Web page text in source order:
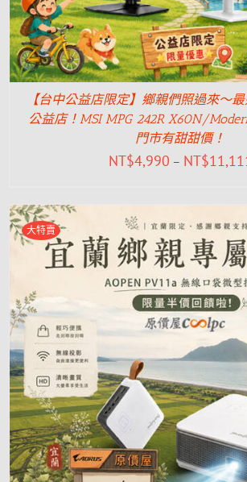
【台中公益店限定】鄉親們照過來～
公益店！MSI MPG 242R X60N/
門市有甜甜價！
NT$4,990 – NT$
大特賣